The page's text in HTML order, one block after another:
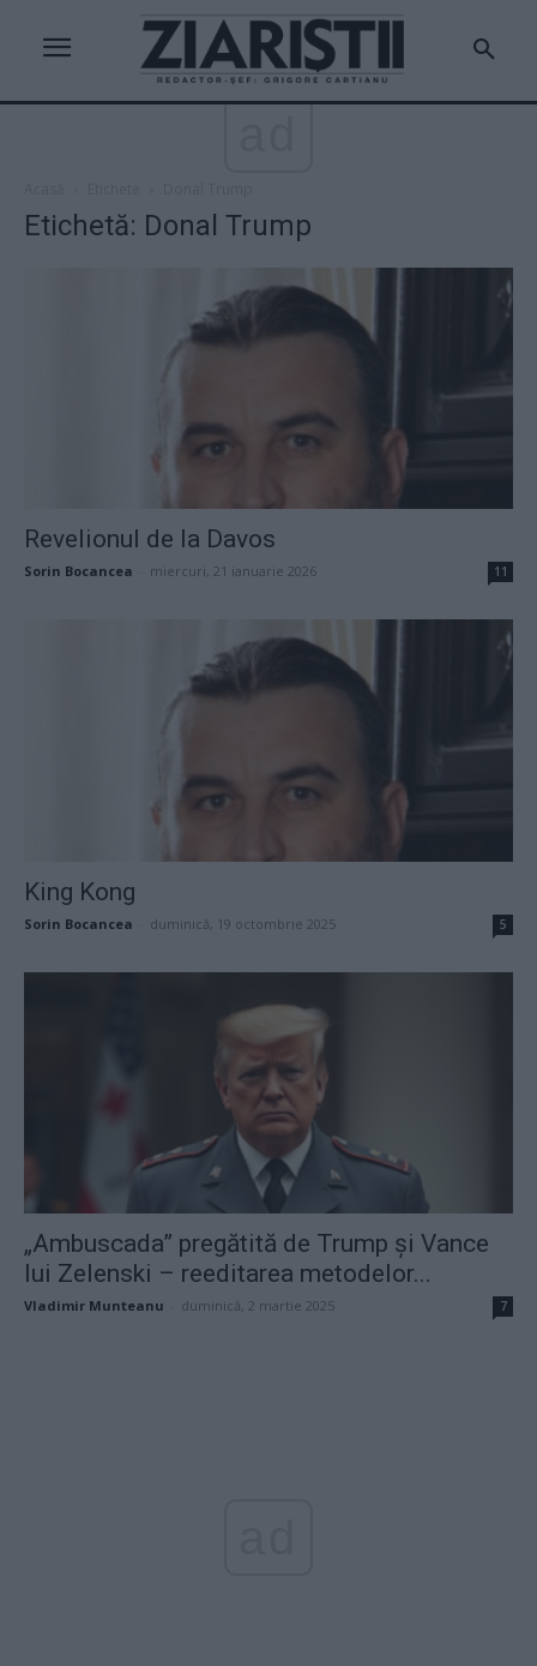
Etichetă: Donal Trump
Revelionul de la Davos
Sorin Bocancea miercuri, 21 ianuarie 2026 11
King Kong
Sorin Bocancea duminică, 19 octombrie 2025 5
„Ambuscada” pregătită de Trump și Vance
lui Zelenski – reeditarea metodelor...
Vladimir Munteanu duminică, 2 martie 2025 7